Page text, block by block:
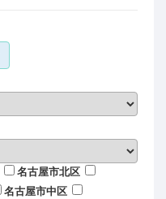
名古屋市北区
名古屋市中区